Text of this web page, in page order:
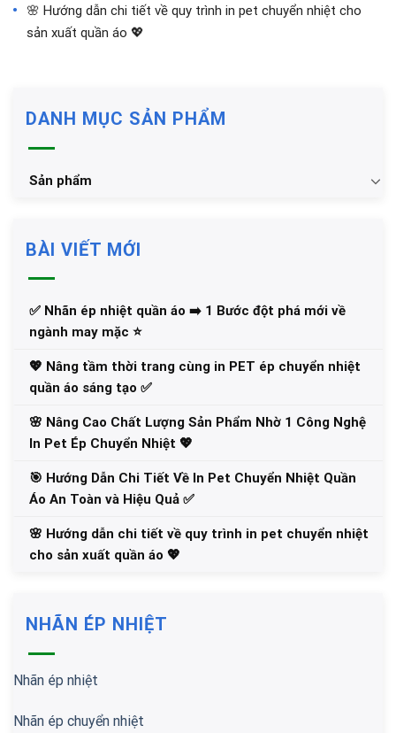
🌸 Hướng dẫn chi tiết về quy trình in pet chuyển nhiệt cho
sản xuất quần áo 💖
DANH MỤC SẢN PHẨM
Sản phẩm
BÀI VIẾT MỚI
✅‪ Nhãn ép nhiệt quần áo ➡️ 1 Bước đột phá mới về
ngành may mặc ⭐️
💖 Nâng tầm thời trang cùng in PET ép chuyển nhiệt
quần áo sáng tạo ✅
🌸 Nâng Cao Chất Lượng Sản Phẩm Nhờ 1 Công Nghệ
In Pet Ép Chuyển Nhiệt 💖
🎯 Hướng Dẫn Chi Tiết Về In Pet Chuyển Nhiệt Quần
Áo An Toàn và Hiệu Quả ✅
🌸 Hướng dẫn chi tiết về quy trình in pet chuyển nhiệt
cho sản xuất quần áo 💖
NHÃN ÉP NHIỆT
Nhãn ép nhiệt
Nhãn ép chuyển nhiệt